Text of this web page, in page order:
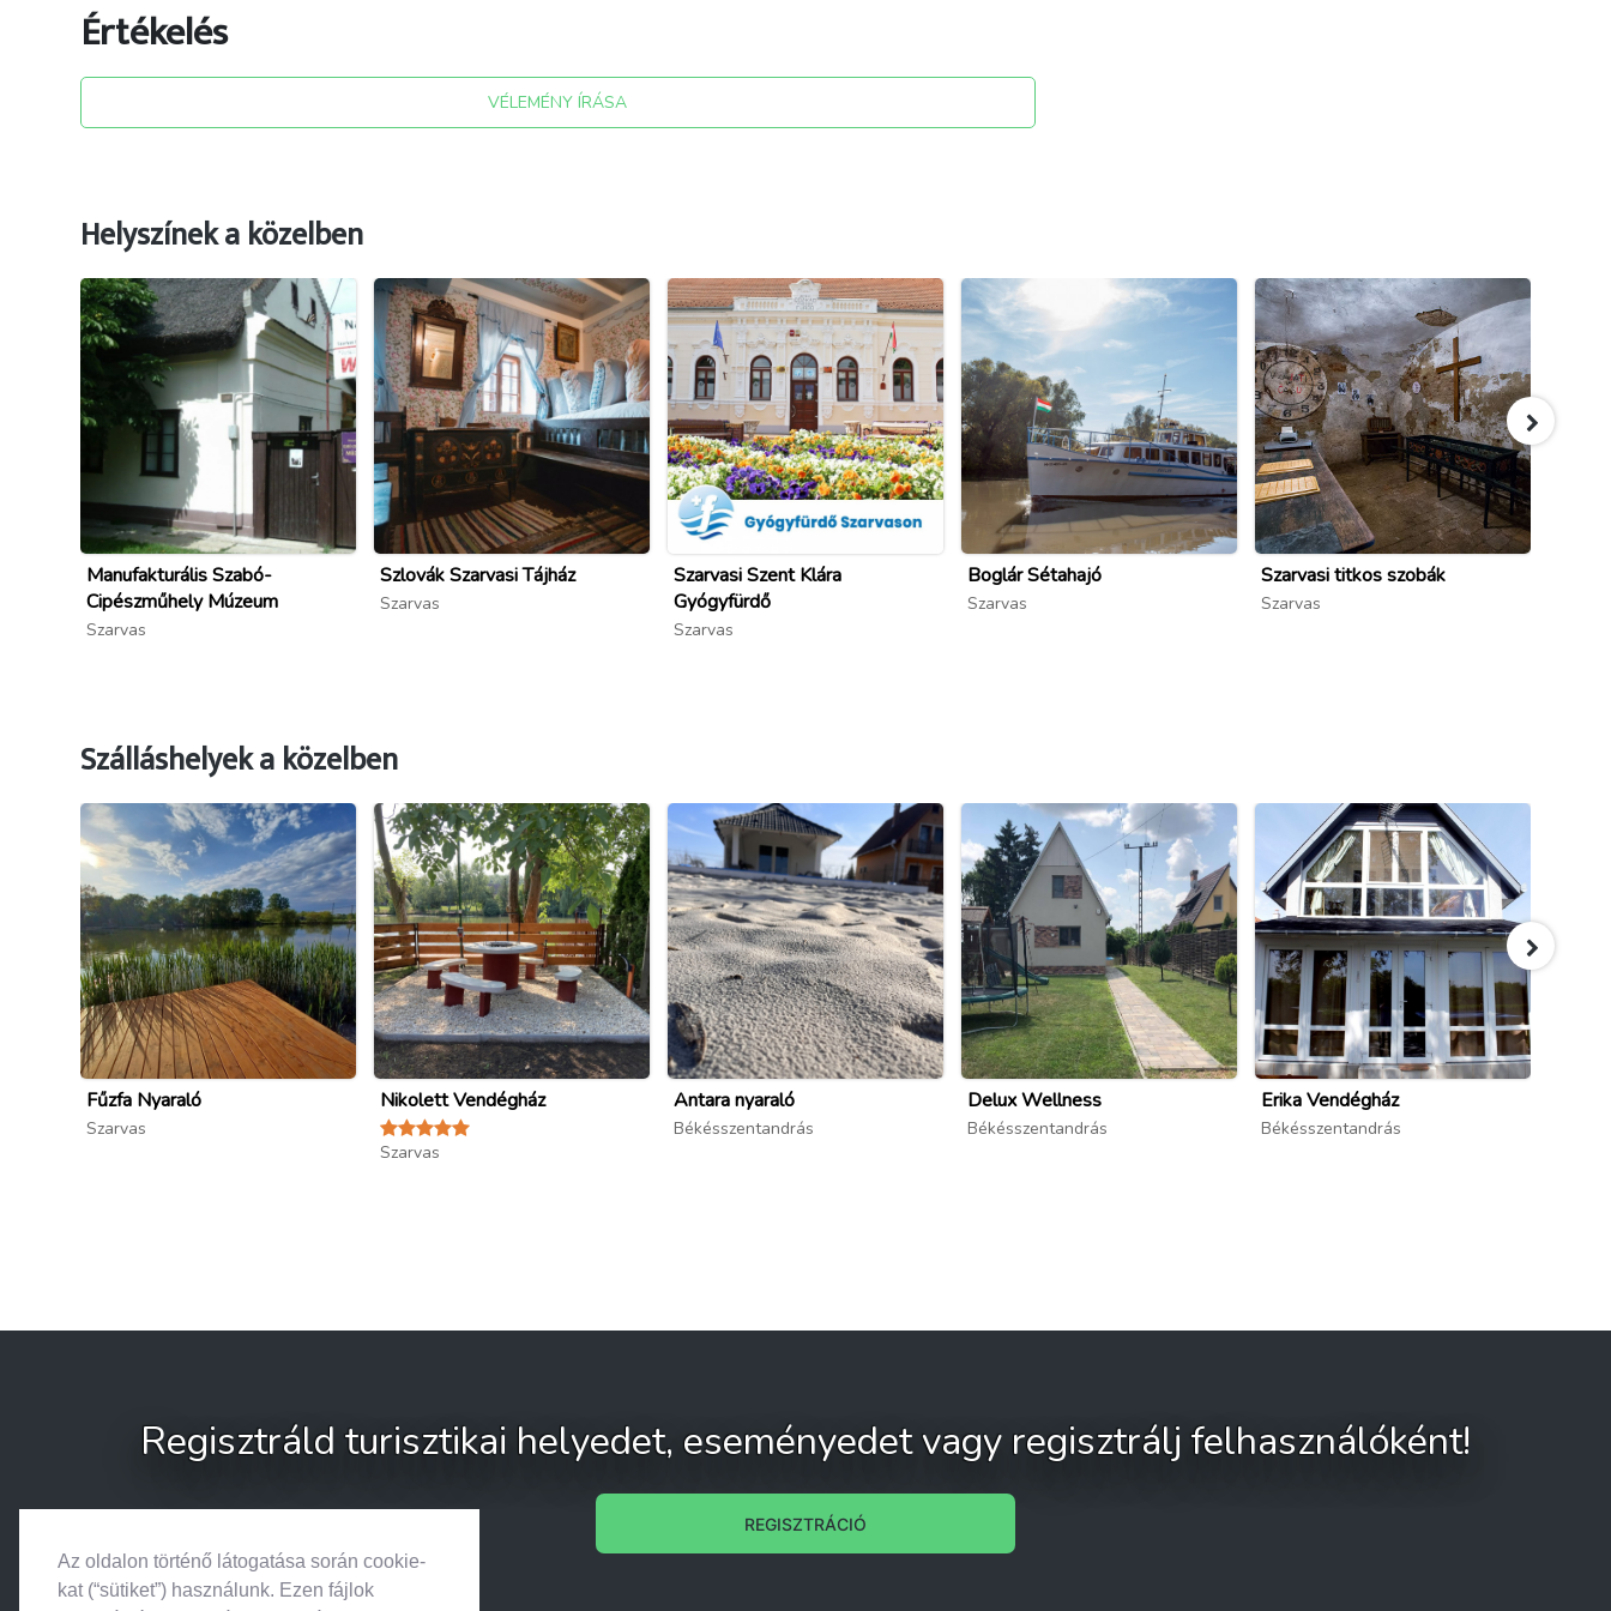
Az oldalon történő látogatása során cookie-
kat (“sütiket”) használunk. Ezen fájlok
Keressen minket bizalommal! +36 20 9822-463
Értékelés
VÉLEMÉNY ÍRÁSA
Helyszínek a közelben
Manufakturális Szabó-
Cipészműhely Múzeum
Szarvas
Szlovák Szarvasi Tájház
Szarvas
Szarvasi Szent Klára
Gyógyfürdő
Szarvas
Boglár Sétahajó
Szarvas
Szarvasi titkos szobák
Szarvas
Szálláshelyek a közelben
Fűzfa Nyaraló
Szarvas
Nikolett Vendégház
Szarvas
Antara nyaraló
Békésszentandrás
Delux Wellness
Békésszentandrás
Erika Vendégház
Békésszentandrás
Regisztráld turisztikai helyedet, eseményedet vagy regisztrálj felhasználóként!
REGISZTRÁCIÓ